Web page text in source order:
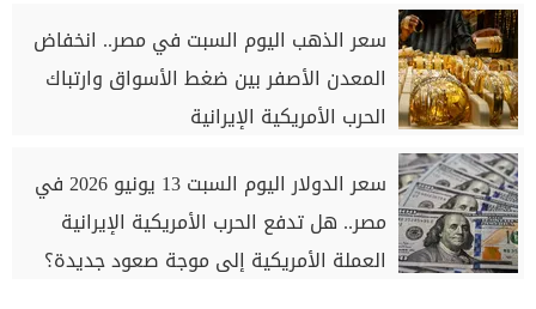
سعر الذهب اليوم السبت في مصر.. انخفاض
المعدن الأصفر بين ضغط الأسواق وارتباك
الحرب الأمريكية الإيرانية
سعر الدولار اليوم السبت 13 يونيو 2026 في
مصر.. هل تدفع الحرب الأمريكية الإيرانية
العملة الأمريكية إلى موجة صعود جديدة؟